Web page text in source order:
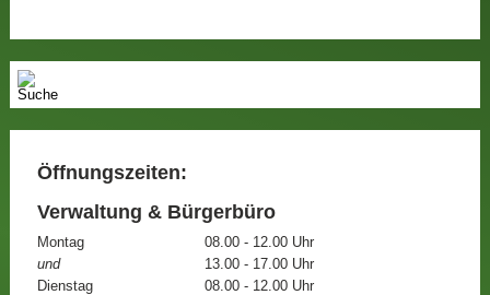
Öffnungszeiten:
Verwaltung & Bürgerbüro
Montag
08.00 - 12.00 Uhr
und
13.00 - 17.00 Uhr
Dienstag
08.00 - 12.00 Uhr